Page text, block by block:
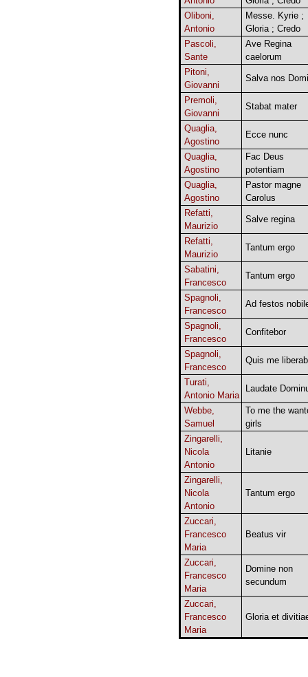
Oliboni,
Antonio
Messe. Kyrie ;
Gloria ; Credo
Pascoli,
Sante
Ave Regina
caelorum
Pitoni,
Giovanni
Salva nos
Premoli,
Giovanni
Stabat mater
Quaglia,
Agostino
Ecce nunc
Quaglia,
Agostino
Fac Deus
potentiam
Quaglia,
Agostino
Pastor magne
Carolus
Refatti,
Maurizio
Salve regina
Refatti,
Maurizio
Tantum ergo
Sabatini,
Francesco
Tantum ergo
Spagnoli,
Francesco
Ad festos
Spagnoli,
Francesco
Confitebor
Spagnoli,
Francesco
Quis me
Turati,
Antonio Maria
Laudate
Webbe,
Samuel
To me the
girls
Zingarelli,
Nicola
Antonio
Litanie
Zingarelli,
Nicola
Antonio
Tantum ergo
Zuccari,
Francesco
Maria
Beatus vir
Zuccari,
Francesco
Maria
Domine non
secundum
Zuccari,
Francesco
Maria
Gloria et